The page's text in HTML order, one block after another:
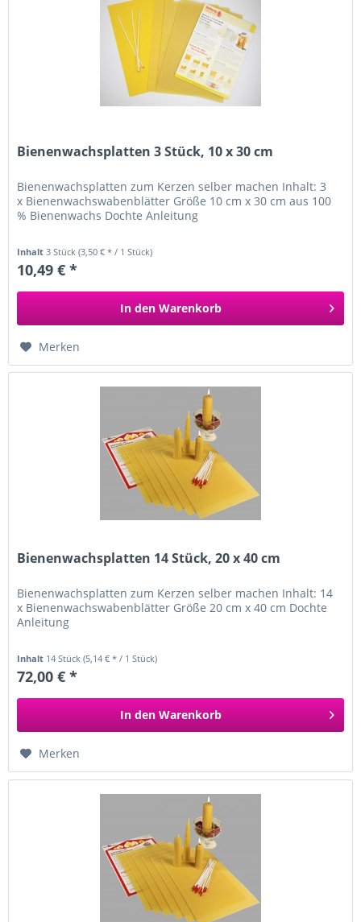
Bienenwachsplatten 3 Stück, 10 x 30 cm
Bienenwachsplatten zum Kerzen selber machen Inhalt: 3
x Bienenwachswabenblätter Größe 10 cm x 30 cm aus 100
% Bienenwachs Dochte Anleitung
Inhalt 3 Stück(3,50 € * / 1 Stück)
10,49 € *
In den Warenkorb
Merken
Bienenwachsplatten 14 Stück, 20 x 40 cm
Bienenwachsplatten zum Kerzen selber machen Inhalt: 14
x Bienenwachswabenblätter Größe 20 cm x 40 cm Dochte
Anleitung
Inhalt 14 Stück(5,14 € * / 1 Stück)
72,00 € *
In den Warenkorb
Merken